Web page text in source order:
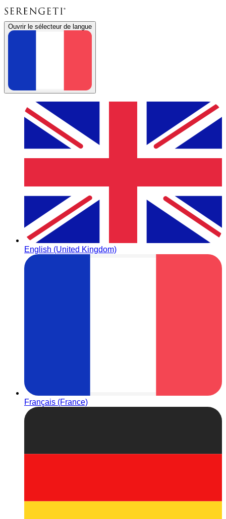
Ouvrir le sélecteur de langue
English (United Kingdom)
Français (France)